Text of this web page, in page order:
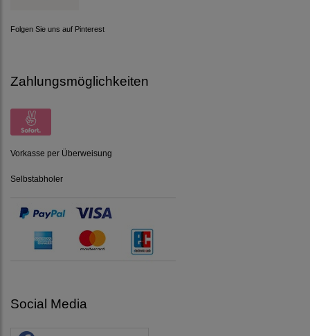
Folgen Sie uns auf Pinterest
Zahlungsmöglichkeiten
Vorkasse per Überweisung
Selbstabholer
Social Media